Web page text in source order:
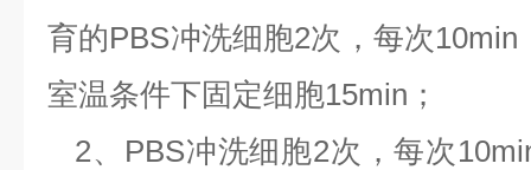
育的PBS冲洗细胞2次，每次
室温条件下固定细胞15min；
2、PBS冲洗细胞2次，每次